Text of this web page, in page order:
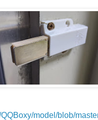
model/blob/